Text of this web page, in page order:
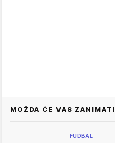
MOŽDA ĆE VAS ZANIMATI
FUDBAL